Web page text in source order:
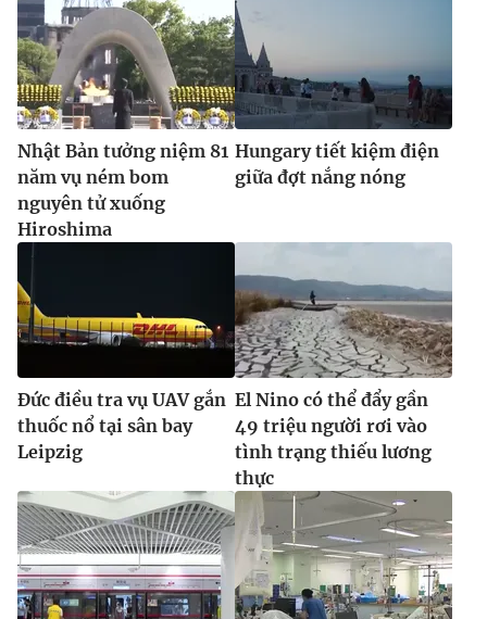
Nhật Bản tưởng niệm 81
năm vụ ném bom
nguyên tử xuống
Hiroshima
Hungary tiết kiệm điện
giữa đợt nắng nóng
Đức điều tra vụ UAV gắn
thuốc nổ tại sân bay
Leipzig
El Nino có thể đẩy gần
49 triệu người rơi vào
tình trạng thiếu lương
thực